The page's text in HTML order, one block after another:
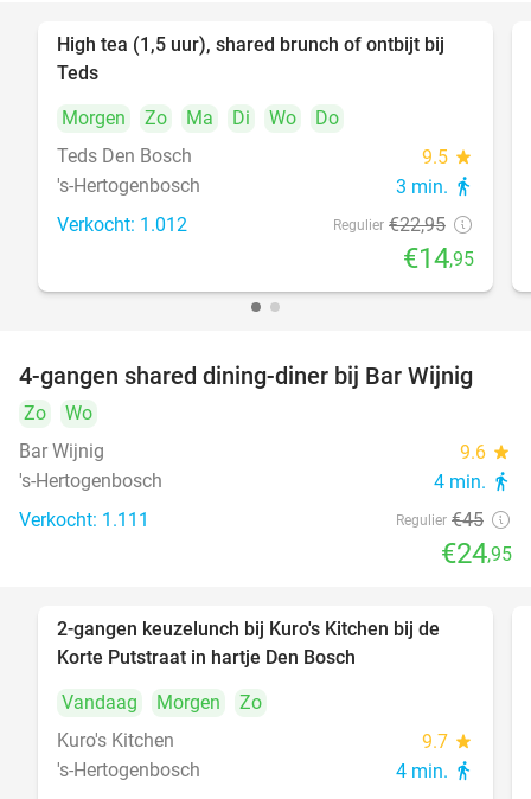
35%
High tea (1,5 uur), shared brunch of ontbijt bij
Teds
Morgen
Zo Ma Di Wo
Do
Teds Den Bosch
9.5 star
's-Hertogenbosch 3 min. directions_walk
Verkocht: 1.012 Regulier €22,95
€14,95
45%
4-gangen shared dining-diner bij Bar Wijnig
Zo
Wo
Bar Wijnig
9.6 star
's-Hertogenbosch 4 min. directions_walk
Verkocht: 1.111 Regulier €45
€24,95
2-gangen keuzelunch bij Kuro's Kitchen bij de
Korte Putstraat in hartje Den Bosch
Vandaag
Morgen
Zo
Kuro's Kitchen
9.7 star
's-Hertogenbosch 4 min. directions_walk